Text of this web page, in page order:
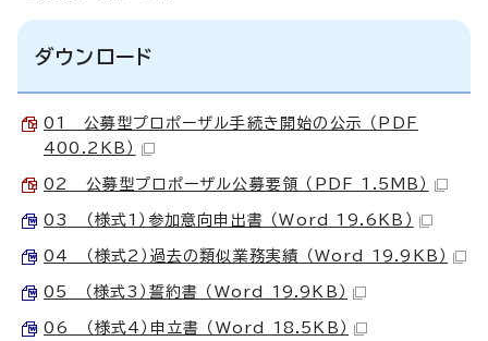
ダウンロード
01 公募型プロポーザル手続き開始の公示 （PDF
400.2KB）
02 公募型プロポーザル公募要領 （PDF 1.5MB）
03 （様式1）参加意向申出書 （Word 19.6KB）
04 （様式2）過去の類似業務実績 （Word 19.9KB）
05 （様式3）誓約書 （Word 19.9KB）
06 （様式4）申立書 （Word 18.5KB）